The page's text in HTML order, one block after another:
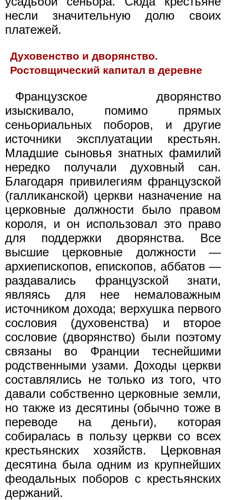
несли значительную долю своих
платежей.
Духовенство и дворянство.
Ростовщический капитал в деревне
Французское дворянство
изыскивало, помимо прямых
сеньориальных поборов, и другие
источники эксплуатации крестьян.
Младшие сыновья знатных фамилий
нередко получали духовный сан.
Благодаря привилегиям французской
(галликанской) церкви назначение на
церковные должности было правом
короля, и он использовал это право
для поддержки дворянства. Все
высшие церковные должности —
архиепископов, епископов, аббатов —
раздавались французской знати,
являясь для нее немаловажным
источником дохода; верхушка первого
сословия (духовенства) и второе
сословие (дворянство) были поэтому
связаны во Франции теснейшими
родственными узами. Доходы церкви
составлялись не только из того, что
давали собственно церковные земли,
но также из десятины (обычно тоже в
переводе на деньги), которая
собиралась в пользу церкви со всех
крестьянских хозяйств. Церковная
десятина была одним из крупнейших
феодальных поборов с крестьянских
держаний.